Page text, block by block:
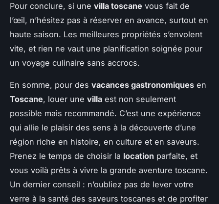
Pour conclure, si une villa toscane vous fait de
l’œil, n’hésitez pas à réserver en avance, surtout en
haute saison. Les meilleures propriétés s’envolent
vite, et rien ne vaut une planification soignée pour
un voyage culinaire sans accrocs.
En somme, pour des vacances gastronomiques en
Toscane, louer une villa est non seulement
possible mais recommandé. C’est une expérience
qui allie le plaisir des sens à la découverte d’une
région riche en histoire, en culture et en saveurs.
Prenez le temps de choisir la location parfaite, et
vous voilà prêts à vivre la grande aventure toscane.
Un dernier conseil : n’oubliez pas de lever votre
verre à la santé des saveurs toscanes et de profiter